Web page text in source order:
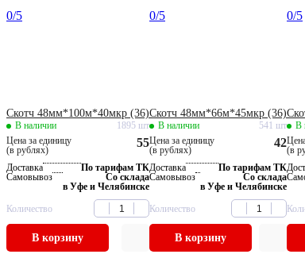
0/5
Скотч 48мм*100м*40мкр (36)
В наличии
1895 шт
Цена за единицу
(в рублях)
55
Доставка
По тарифам ТК
Самовывоз
Со склада
в Уфе и Челябинске
Количество
В корзину
0/5
Скотч 48мм*66м*45мкр (36)
В наличии
541 шт
Цена за единицу
(в рублях)
42
Доставка
По тарифам ТК
Самовывоз
Со склада
в Уфе и Челябинске
Количество
В корзину
0/5
В
(в